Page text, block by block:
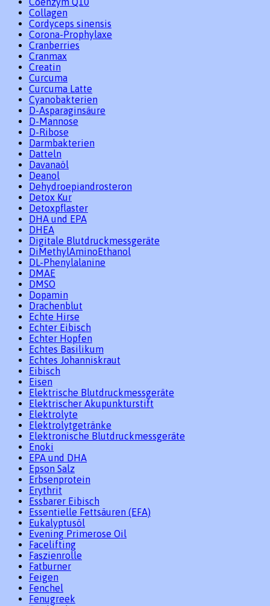
Collagen
Cordyceps sinensis
Corona-Prophylaxe
Cranberries
Cranmax
Creatin
Curcuma
Curcuma Latte
Cyanobakterien
D-Asparaginsäure
D-Mannose
D-Ribose
Darmbakterien
Datteln
Davanaöl
Deanol
Dehydroepiandrosteron
Detox Kur
Detoxpflaster
DHA und EPA
DHEA
Digitale Blutdruckmessgeräte
DiMethylAminoEthanol
DL-Phenylalanine
DMAE
DMSO
Dopamin
Drachenblut
Echte Hirse
Echter Eibisch
Echter Hopfen
Echtes Basilikum
Echtes Johanniskraut
Eibisch
Eisen
Elektrische Blutdruckmessgeräte
Elektrischer Akupunkturstift
Elektrolyte
Elektrolytgetränke
Elektronische Blutdruckmessgeräte
Enoki
EPA und DHA
Epson Salz
Erbsenprotein
Erythrit
Essbarer Eibisch
Essentielle Fettsäuren (EFA)
Eukalyptusöl
Evening Primerose Oil
Facelifting
Faszienrolle
Fatburner
Feigen
Fenchel
Fenugreek